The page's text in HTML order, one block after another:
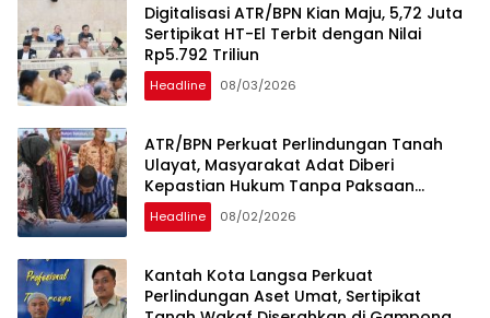
Digitalisasi ATR/BPN Kian Maju, 5,72 Juta
Sertipikat HT-El Terbit dengan Nilai
Rp5.792 Triliun
Headline 08/03/2026
ATR/BPN Perkuat Perlindungan Tanah
Ulayat, Masyarakat Adat Diberi
Kepastian Hukum Tanpa Paksaan
Sertipikasi
Headline 08/02/2026
Kantah Kota Langsa Perkuat
Perlindungan Aset Umat, Sertipikat